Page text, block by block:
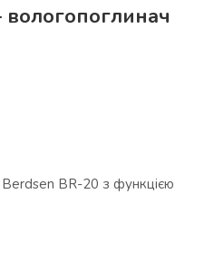
вологопоглинач
BR-20 з функцією